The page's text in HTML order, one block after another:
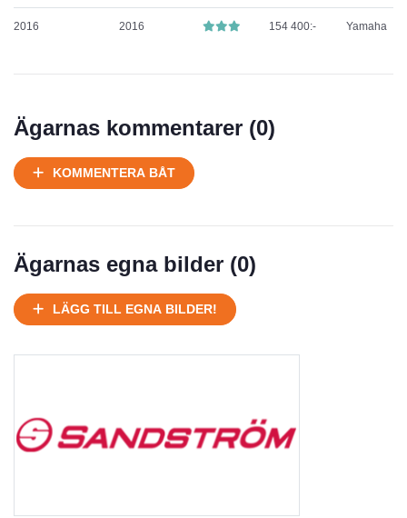
2016 2016 154 400:- Yamaha
Ägarnas kommentarer (0)
KOMMENTERA BÅT
Ägarnas egna bilder (0)
LÄGG TILL EGNA BILDER!